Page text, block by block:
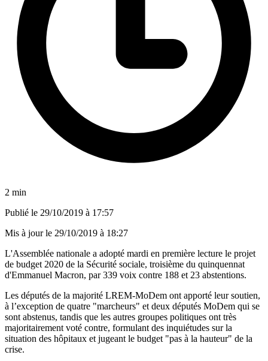
2 min
Publié le 29/10/2019 à 17:57
Mis à jour le 29/10/2019 à 18:27
L'Assemblée nationale a adopté mardi en première lecture le projet
de budget 2020 de la Sécurité sociale, troisième du quinquennat
d'Emmanuel Macron, par 339 voix contre 188 et 23 abstentions.
Les députés de la majorité LREM-MoDem ont apporté leur soutien,
à l’exception de quatre "marcheurs" et deux députés MoDem qui se
sont abstenus, tandis que les autres groupes politiques ont très
majoritairement voté contre, formulant des inquiétudes sur la
situation des hôpitaux et jugeant le budget "pas à la hauteur" de la
crise.